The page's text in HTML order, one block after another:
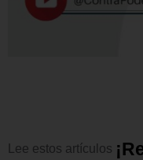
Lee estos artículos ¡R